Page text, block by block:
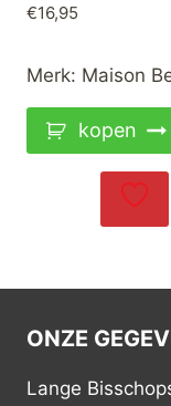
€16,95
Merk: Maison
kopen
ONZE
Lange